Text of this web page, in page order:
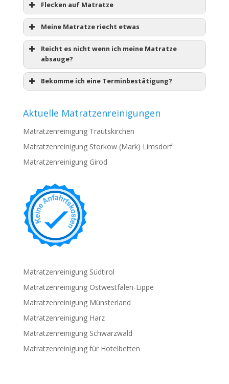
Flecken auf Matratze
Meine Matratze riecht etwas
Reicht es nicht wenn ich meine Matratze
absauge?
Bekomme ich eine Terminbestätigung?
Aktuelle Matratzenreinigungen
Matratzenreinigung Trautskirchen
Matratzenreinigung Storkow (Mark) Limsdorf
Matratzenreinigung Girod
Matratzenreinigung Südtirol
Matratzenreinigung Ostwestfalen-Lippe
Matratzenreinigung Münsterland
Matratzenreinigung Harz
Matratzenreinigung Schwarzwald
Matratzenreinigung für Hotelbetten